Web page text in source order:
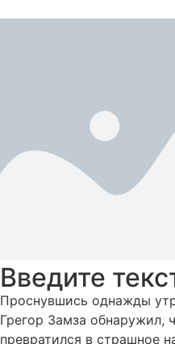
Введите
Проснувшись однажды
Грегор Замза обнаружил,
превратился в страшное